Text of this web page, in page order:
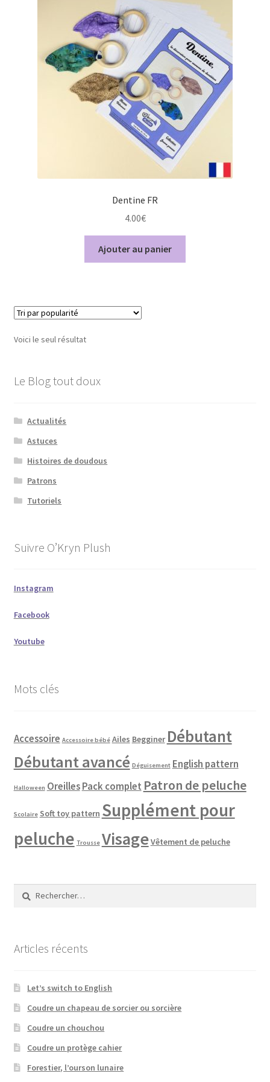
Conditions générales de ventes
Contact
Panier
Validation de la commande
Dentine FR
4.00€
Ajouter au panier
Voici le seul résultat
Le Blog tout doux
Actualités
Astuces
Histoires de doudous
Patrons
Tutoriels
Suivre O’Kryn Plush
Instagram
Facebook
Youtube
Mots clés
Accessoire Accessoire bébé Ailes Begginer Débutant
Débutant avancé Déguisement English pattern
Halloween Oreilles Pack complet Patron de peluche
Scolaire Soft toy pattern Supplément pour
peluche Trousse VisageVêtement de peluche
Rechercher :
Articles récents
Let’s switch to English
Coudre un chapeau de sorcier ou sorcière
Coudre un chouchou
Coudre un protège cahier
Forestier, l’ourson lunaire